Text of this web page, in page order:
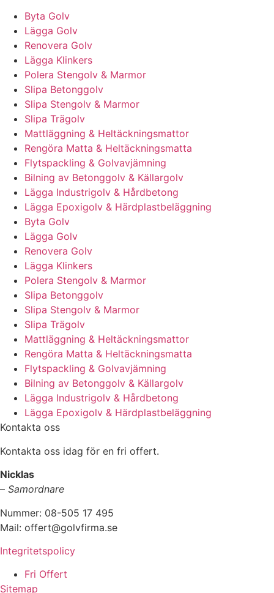
Byta Golv
Lägga Golv
Renovera Golv
Lägga Klinkers
Polera Stengolv & Marmor
Slipa Betonggolv
Slipa Stengolv & Marmor
Slipa Trägolv
Mattläggning & Heltäckningsmattor
Rengöra Matta & Heltäckningsmatta
Flytspackling & Golvavjämning
Bilning av Betonggolv & Källargolv
Lägga Industrigolv & Hårdbetong
Lägga Epoxigolv & Härdplastbeläggning
Byta Golv
Lägga Golv
Renovera Golv
Lägga Klinkers
Polera Stengolv & Marmor
Slipa Betonggolv
Slipa Stengolv & Marmor
Slipa Trägolv
Mattläggning & Heltäckningsmattor
Rengöra Matta & Heltäckningsmatta
Flytspackling & Golvavjämning
Bilning av Betonggolv & Källargolv
Lägga Industrigolv & Hårdbetong
Lägga Epoxigolv & Härdplastbeläggning
Kontakta oss
Kontakta oss idag för en fri offert.
Nicklas
– Samordnare
Nummer: 08-505 17 495
Mail: offert@golvfirma.se
Integritetspolicy
Fri Offert
Sitemap